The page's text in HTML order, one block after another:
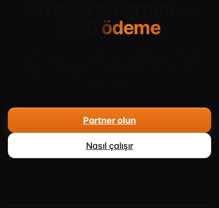
%30 ödeme
Partner olun
Nasıl çalışır